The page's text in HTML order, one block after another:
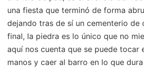
una fiesta que terminó de forma
dejando tras de sí un cementerio de
final, la piedra es lo único que no
aquí nos cuenta que se puede tocar
manos y caer al barro en lo que